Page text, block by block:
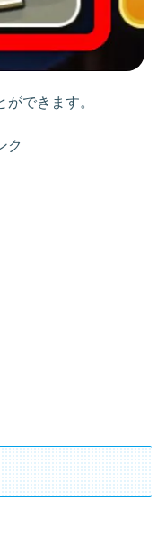
できます。
ク